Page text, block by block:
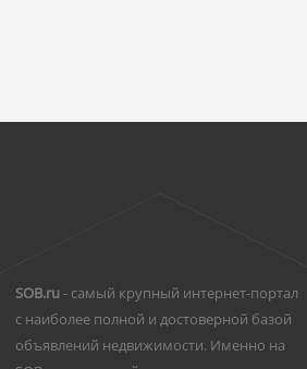
SOB.ru- самый крупный интернет-портал
с наиболее полной и достоверной базой
объявлений недвижимости. Именно на